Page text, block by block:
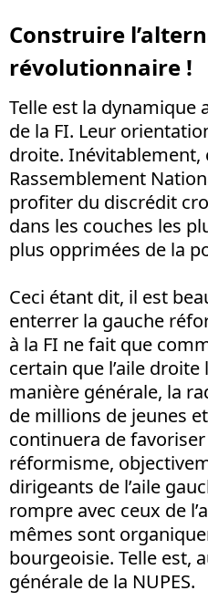
Construire
révolutionnaire !
Telle est la dynamique
de la FI. Leur
droite. Inévitablement,
Rassemblement
profiter du discrédit
dans les couches les
plus opprimées de la
Ceci étant dit, il est
enterrer la gauche
à la FI ne fait que
certain que l’aile droite
manière générale, la
de millions de jeunes
continuera de favoriser
réformisme,
dirigeants de l’aile
rompre avec ceux de
mêmes sont
bourgeoisie. Telle est,
générale de la NUPES.